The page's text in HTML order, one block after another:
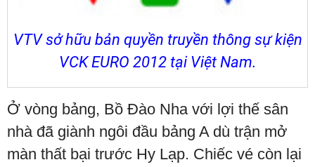
VTV sở hữu bản quyền truyền thông sự kiện
VCKEURO 2012tại Việt Nam.
Ở vòng bảng, Bồ Đào Nha với lợi thế sân
nhà đã giành ngôi đầu bảng A dù trận mở
màn thất bại trước Hy Lạp. Chiếc vé còn lại